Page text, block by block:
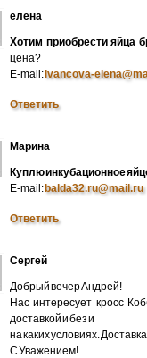
елена
Хотим приобрести яйца
цена?
E-mail:ivancova-
Ответить
Марина
Куплю инкубационное
E-mail:balda32.ru@mail.ru
Ответить
Сергей
Добрый вечер Андрей!
Нас интересует кросс
доставкой и без и
на каких условиях.
С Уважением!